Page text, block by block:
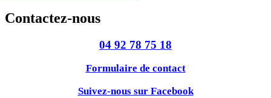
Contactez-nous
04 92 78 75 18
Formulaire de contact
Suivez-nous sur Facebook